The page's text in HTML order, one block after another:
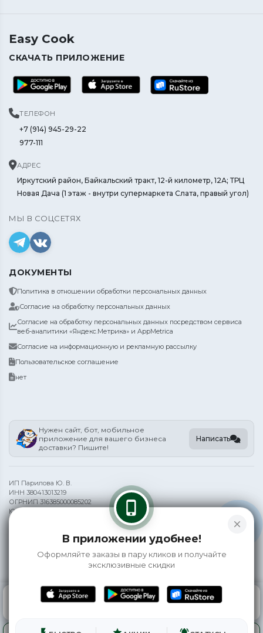
Easy Cook
СКАЧАТЬ ПРИЛОЖЕНИЕ
ТЕЛЕФОН
+7 (914) 945-29-22
977-111
АДРЕС
Иркутский район, Байкальский тракт, 12-й километр, 12А; ТРЦ
Новая Дача (1 этаж - внутри супермаркета Слата, правый угол)
МЫ В СОЦСЕТЯХ
ДОКУМЕНТЫ
Политика в отношении обработки персональных данных
Согласие на обработку персональных данных
Согласие на обработку персональных данных посредством сервиса
веб-аналитики «Яндекс.Метрика» и AppMetrica
Согласие на информационную и рекламную рассылку
Пользовательское соглашение
нет
Нужен сайт, бот, мобильное
приложение для вашего бизнеса
доставки? Пишите!
Написать
ИП Парилова Ю. В.
ИНН 380413013219
ОГРНИП 316385000085202
Юр. адрес: Иркутск, ул Верхняя Набережная 145/9
Информация на сайте носит справочный характер и не является
публичной офертой
2026 EasyCook
ГЛАВНАЯ
КОРЗИНА
0 ₽ ВОЙТИ
close
phone_iphone
В приложении удобнее!
Оформляйте заказы в пару кликов и получайте
эксклюзивные скидки